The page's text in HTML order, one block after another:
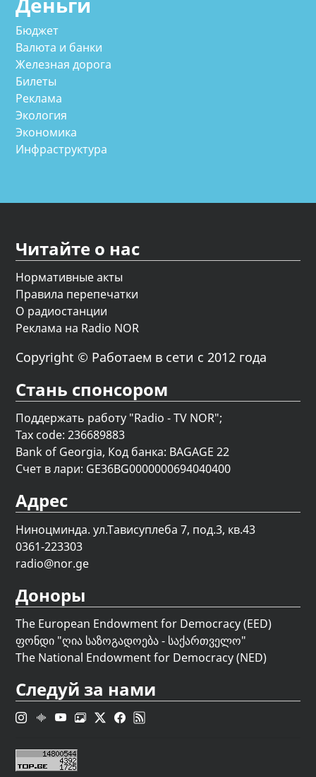
Бюджет
Валюта и банки
Железная дорога
Билеты
Реклама
Экология
Экономика
Инфраструктура
Читайте о нас
Нормативные акты
Правила перепечатки
О радиостанции
Реклама на Radio NOR
Copyright © Работаем в сети с 2012 года
Стань спонсором
Поддержать работу "Radio - TV NOR";
Tax code: 236689883
Bank of Georgia, Код банка: BAGAGE 22
Счет в лари: GE36BG0000000694040400
Адрес
Ниноцминда. ул.Тависуплеба 7, под.3, кв.43
0361-223303
radio@nor.ge
Доноры
The European Endowment for Democracy (EED)
ფონდი "ღია საზოგადოება - საქართველო"
The National Endowment for Democracy (NED)
Следуй за нами